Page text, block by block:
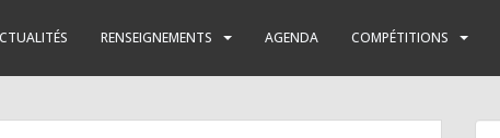
RENSEIGNEMENTS AGENDA COMPÉTITIONS